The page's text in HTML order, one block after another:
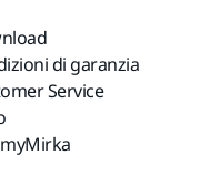
di garanzia
Service